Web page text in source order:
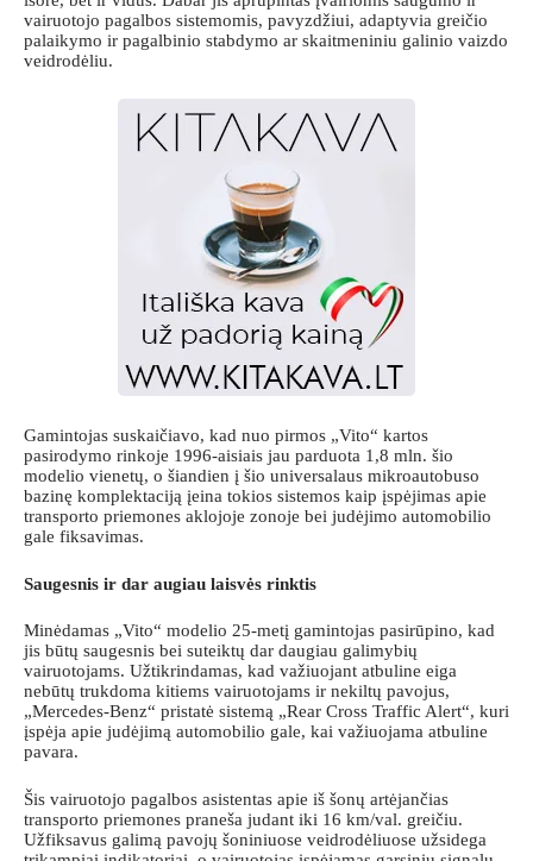
vairuotojo pagalbos sistemomis, pavyzdžiui, adaptyvia greičio
palaikymo ir pagalbinio stabdymo ar skaitmeniniu galinio vaizdo
veidrodėliu.
Gamintojas suskaičiavo, kad nuo pirmos „Vito“ kartos
pasirodymo rinkoje 1996-aisiais jau parduota 1,8 mln. šio
modelio vienetų, o šiandien į šio universalaus mikroautobuso
bazinę komplektaciją įeina tokios sistemos kaip įspėjimas apie
transporto priemones aklojoje zonoje bei judėjimo automobilio
gale fiksavimas.
Saugesnis ir dar augiau laisvės rinktis
Minėdamas „Vito“ modelio 25-metį gamintojas pasirūpino, kad
jis būtų saugesnis bei suteiktų dar daugiau galimybių
vairuotojams. Užtikrindamas, kad važiuojant atbuline eiga
nebūtų trukdoma kitiems vairuotojams ir nekiltų pavojus,
„Mercedes-Benz“ pristatė sistemą „Rear Cross Traffic Alert“, kuri
įspėja apie judėjimą automobilio gale, kai važiuojama atbuline
pavara.
Šis vairuotojo pagalbos asistentas apie iš šonų artėjančias
transporto priemones praneša judant iki 16 km/val. greičiu.
Užfiksavus galimą pavojų šoniniuose veidrodėliuose užsidega